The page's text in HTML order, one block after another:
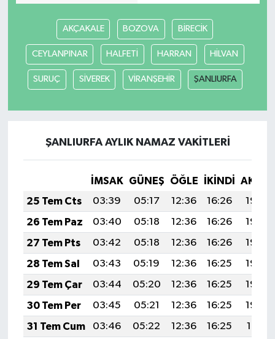
AKÇAKALE BOZOVA BİRECİK
CEYLANPINAR HALFETİ HARRAN HİLVAN
SURUÇ SİVEREK VİRANŞEHİR ŞANLIURFA
ŞANLIURFA AYLIK NAMAZ VAKITLERI
İMSAK GÜNEŞ ÖĞLE İKINDI
25 Tem Cts
03:39 05:17 12:36 16:26
19:46
26 Tem Paz
03:40 05:18 12:36 16:26
19:45
27 Tem Pts
03:42 05:18 12:36 16:26
19:44
28 Tem Sal
03:43 05:19 12:36 16:25
19:44
29 Tem Çar
03:44 05:20 12:36 16:25
19:43
30 Tem Per
03:45 05:21 12:36 16:25
19:42
31 Tem Cum
03:46 05:22 12:36 16:25
19:41